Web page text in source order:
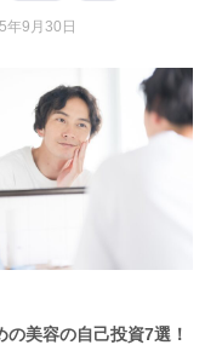
ニングの仕上がりに影響
め、必要に応じて歯列
びが悪くてもホワイトニ
、歯列矯正とホワイトニ
序などについて解説しま
年9月30日
の美容の自己投資7選！